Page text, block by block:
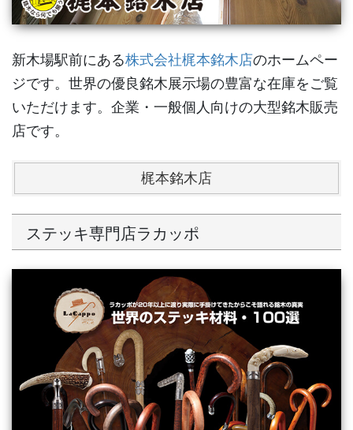
新木場駅前にある株式会社梶本銘木店のホームペー
ジです。世界の優良銘木展示場の豊富な在庫をご覧
いただけます。企業・一般個人向けの大型銘木販売
店です。
梶本銘木店
ステッキ専門店ラカッポ